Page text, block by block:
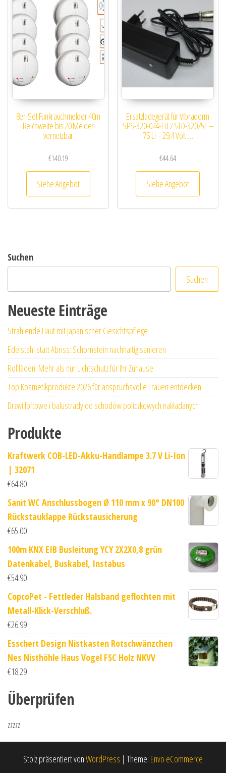
8er-Set Funkrauchmelder 40m
Reichweite bis 20 Melder
vernetzbar
€140.19
Siehe Angebot
Ersatzladegerät für Vibradorm
SPS-320-024-EU / STD-32075E –
7S Li – 29,4 Volt …
€44.64
Siehe Angebot
Suchen
Suchen
Neueste Einträge
Strahlende Haut mit japanischer Gesichtspflege
Edelstahl statt Abriss: Schornstein nachhaltig sanieren
Rollläden: Mehr als nur Lichtschutz für Ihr Zuhause
Top Kosmetikprodukte 2026 für anspruchsvolle Frauen entdecken
Drzwi loftowe i balustrady do schodów policzkowych nakładanych
Produkte
Kraftwerk COB-LED-Akku-Handlampe 3.7 V Li-Ion
| 32071
€64.80
Sanit WC Anschlussbogen Ø 110 mm x 90° DN100
Rückstauklappe Rückstausicherung
€65.00
100m KNX EIB Busleitung YCY 2X2X0,8 grün
Datenkabel, Buskabel, Instabus
€54.90
CopcoPet - Fettleder Halsband geflochten mit
Metall-Klick-Verschluß.
€26.99
Esschert Design Nistkasten Rotschwänzchen
Nes Nisthöhle Haus Vogel FSC Holz NKVV
€18.29
Überprüfen
zzzzz
Stolz präsentiert vonWordPress | Theme: Envo eCommerce